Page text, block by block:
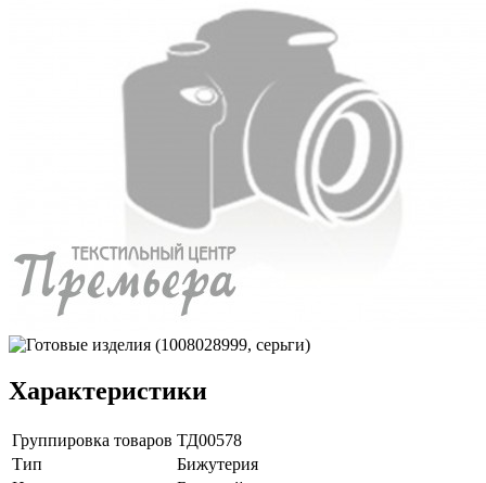
Характеристики
Группировка товаров ТД00578
Тип
Бижутерия